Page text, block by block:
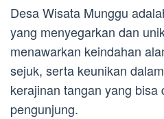
Desa Wisata Munggu
yang menyegarkan dan
menawarkan keindahan
sejuk, serta keunikan
kerajinan tangan yang bisa
pengunjung.